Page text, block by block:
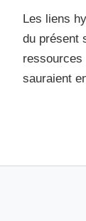
Les liens
du présent
ressources
sauraient